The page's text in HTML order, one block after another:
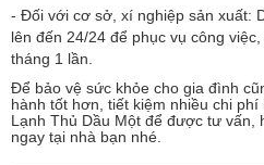
- Đối với cơ sở, xí nghiệp sản xuất:
lên đến 24/24 để phục vụ công
tháng 1 lần.
Để bảo vệ sức khỏe cho gia đình
hành tốt hơn, tiết kiệm nhiều chi
Lạnh Thủ Dầu Một để được tư vấn,
ngay tại nhà bạn nhé.